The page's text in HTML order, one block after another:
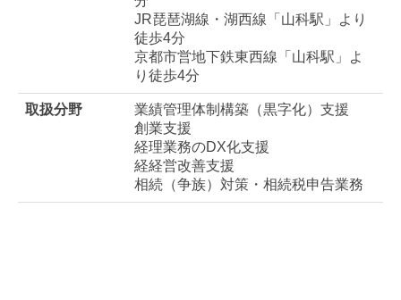
JR琵琶湖線・湖西線「山科駅」より
徒歩4分
京都市営地下鉄東西線「山科駅」よ
り徒歩4分
取扱分野
業績管理体制構築（黒字化）支援
創業支援
経理業務のDX化支援
経経営改善支援
相続（争族）対策・相続税申告業務